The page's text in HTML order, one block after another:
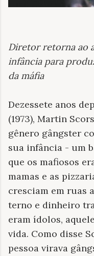
Diretor retorna ao
infância para
da máfia
Dezessete anos
(1973), Martin
gênero gângster
sua infância - um
que os mafiosos
mamas e as
cresciam em ruas
terno e dinheiro
eram ídolos,
vida. Como disse
pessoa virava